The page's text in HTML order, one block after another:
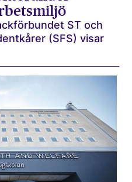
ST och
(SFS) visar